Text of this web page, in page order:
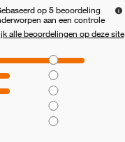
op5beoordeling
aan een controle
alle beoordelingen op deze site